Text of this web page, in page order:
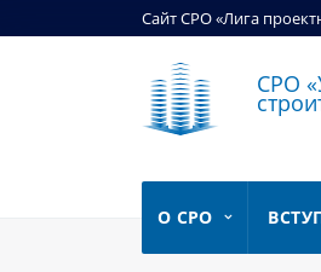
Сайт СРО «Лига
СРО
О СРО